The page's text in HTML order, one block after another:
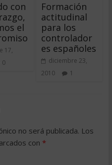
con
el
17,
0
Formación
actitudinal
para los
controlador
es españoles
diciembre 23,
2010
1
no será publicada. Los
con *